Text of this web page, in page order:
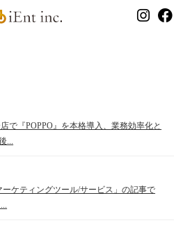
で『POPPO』を本格導入、業務効率化と
...
ーケティングツール/サービス」の記事で